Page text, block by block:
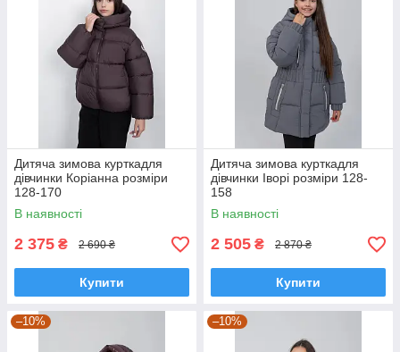
Дитяча зимова курткадля
дівчинки Коріанна розміри
128-170
В наявності
2 375 ₴ 2 690 ₴
Купити
Дитяча зимова курткадля
дівчинки Іворі розміри 128-
158
В наявності
2 505 ₴ 2 870 ₴
Купити
–10% –10%